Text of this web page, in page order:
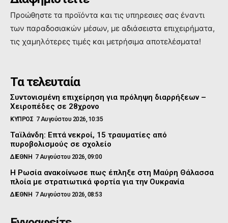
Προώθηστε τα προϊόντα και τις υπηρεσιες σας έναντι
των παραδοσιακών μέσων, με αδιάσειστα επιχειρήματα,
τις χαμηλότερες τιμές και μετρήσιμα αποτελέσματα!
Τα τελευταία
Συντονισμένη επιχείρηση για πρόληψη διαρρήξεων –
Χειροπέδες σε 28χρονο
ΚΥΠΡΟΣ 7 Αυγούστου 2026, 10:35
Ταϊλάνδη: Επτά νεκροί, 15 τραυματίες από
πυροβολισμούς σε σχολείο
ΔΙΕΘΝΗ 7 Αυγούστου 2026, 09:00
Η Ρωσία ανακοίνωσε πως έπληξε στη Μαύρη Θάλασσα
πλοία με στρατιωτικά φορτία για την Ουκρανία
ΔΙΕΘΝΗ 7 Αυγούστου 2026, 08:53